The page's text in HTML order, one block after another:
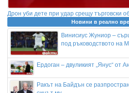
Дрон уби дете при удар срещу търговски
Новини в реално
Винисиус Жуниор –
под ръководството на
Ердоган – двуликият „Янус“ от
Ракът на Байдън се